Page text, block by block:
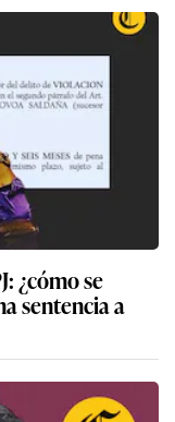
¿cómo se
sentencia a